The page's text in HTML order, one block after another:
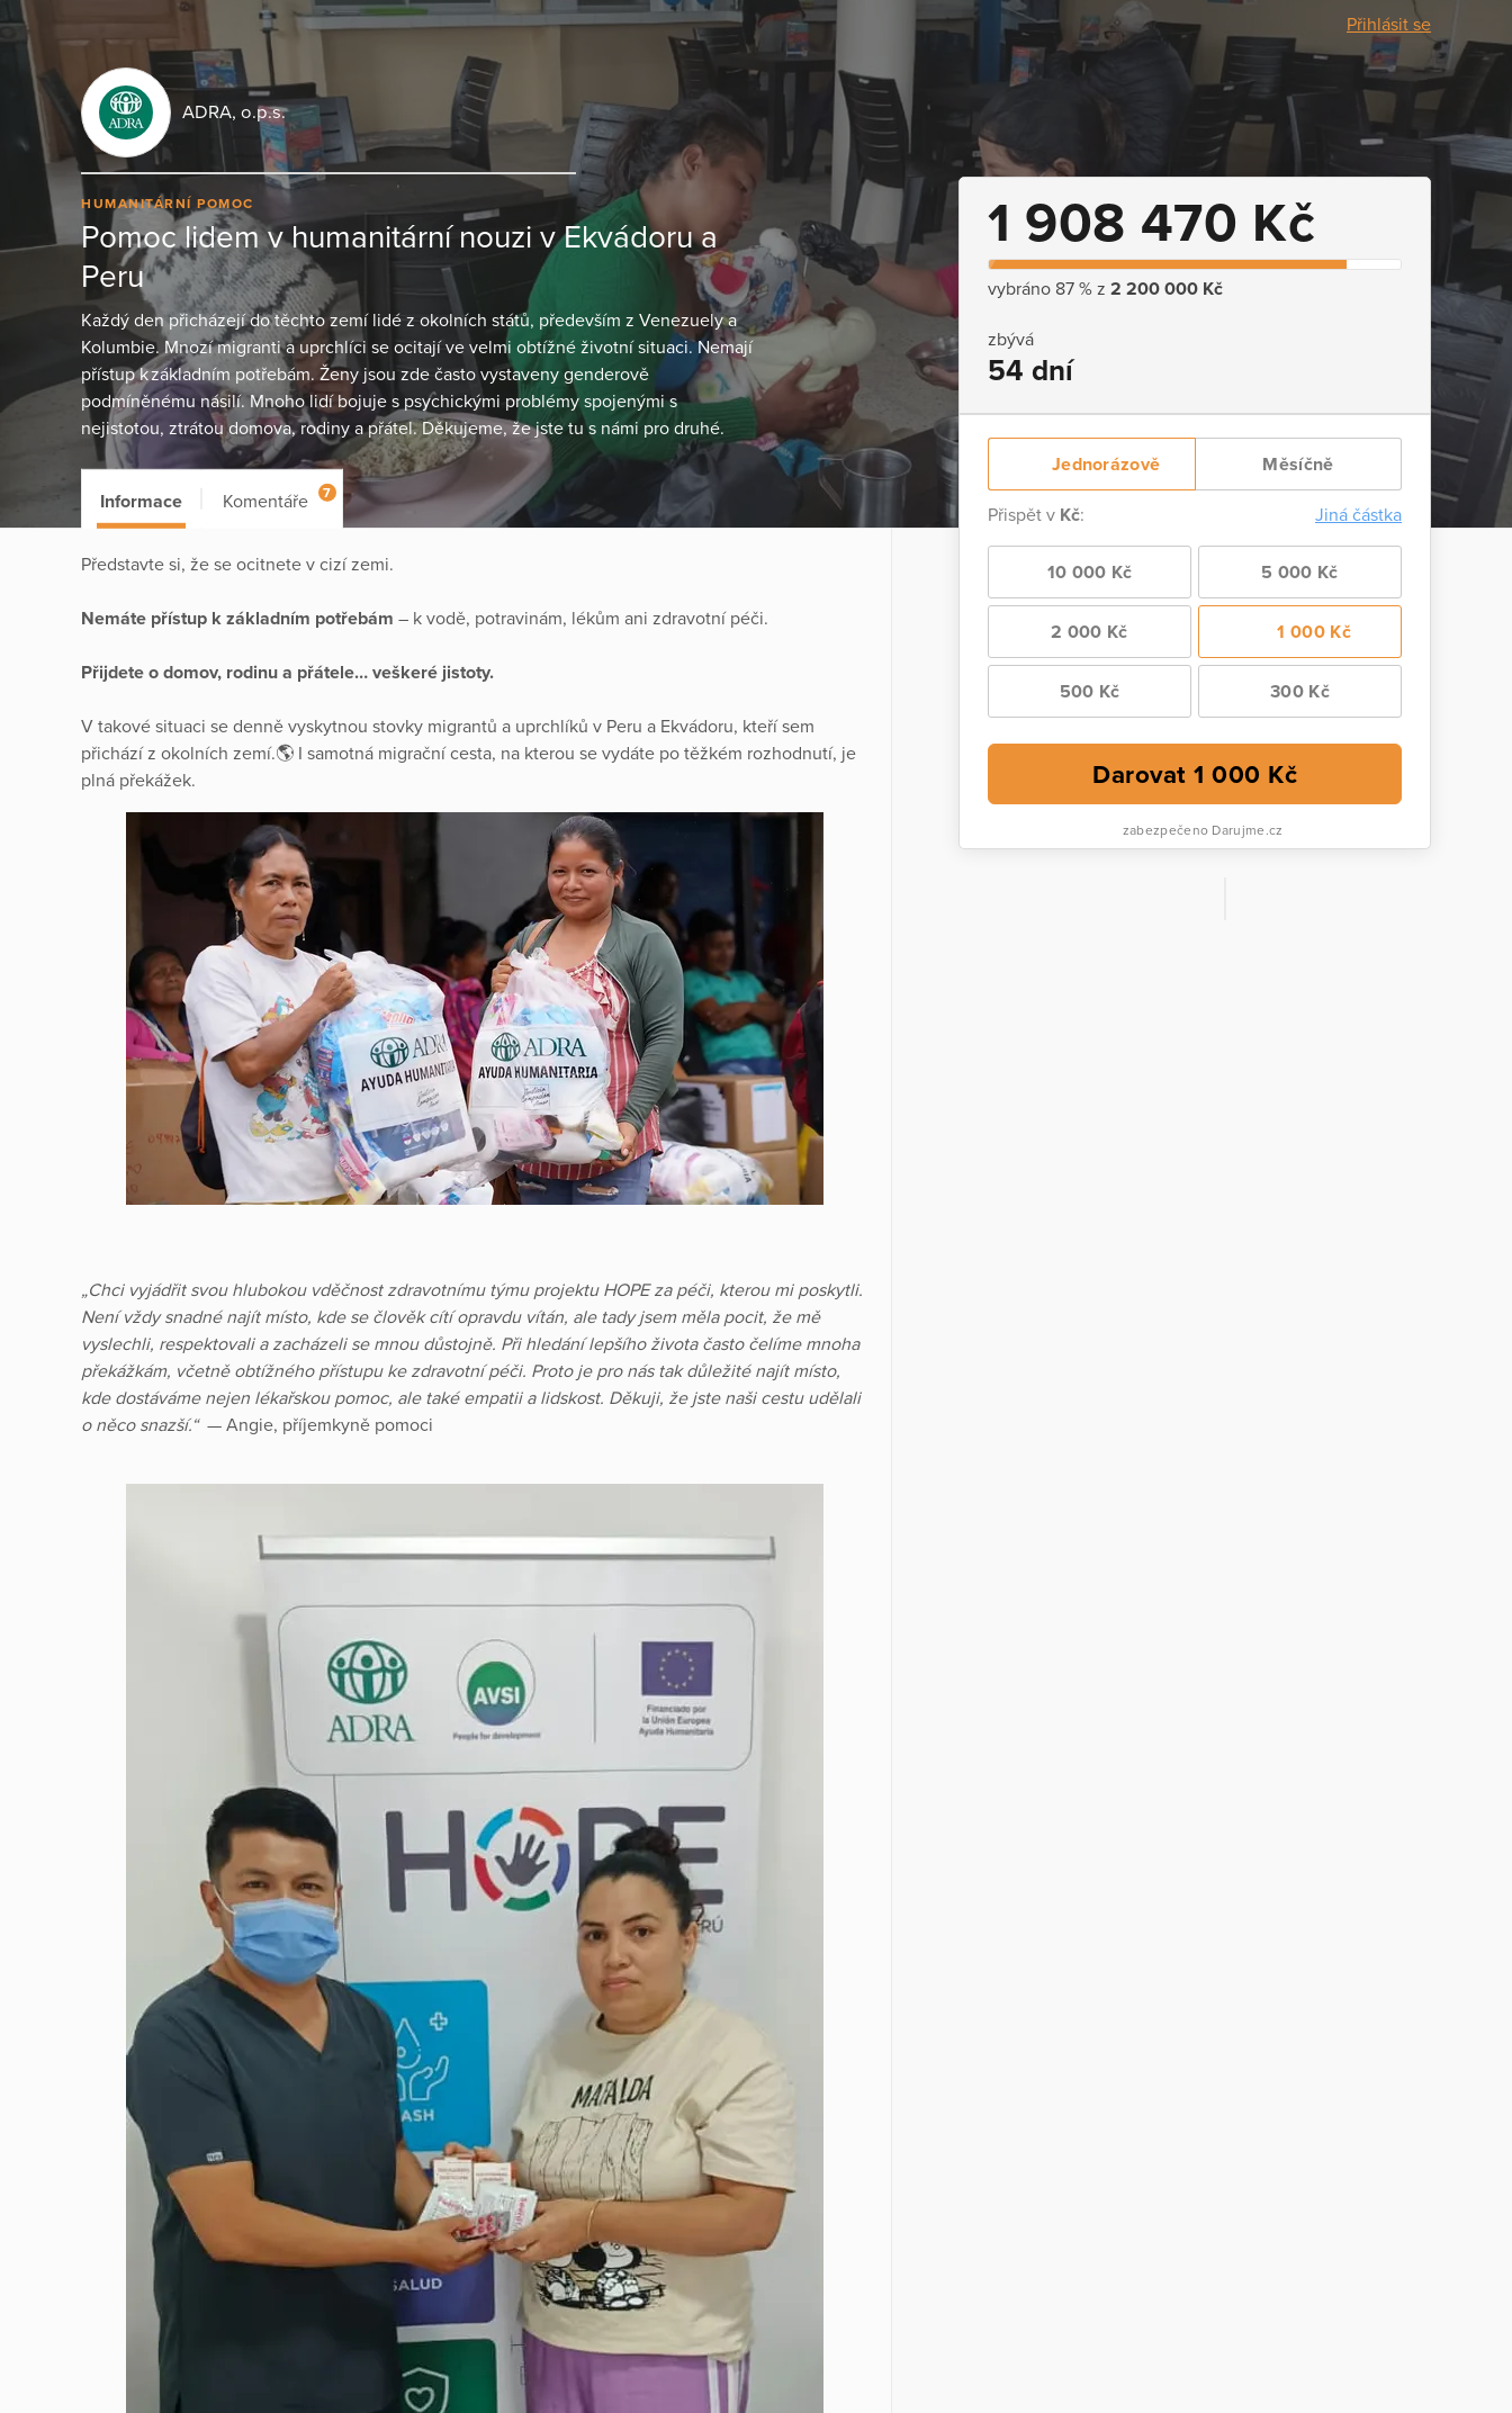
Přihlásit se
ADRA, o.p.s.
HUMANITÁRNÍ POMOC
Pomoc lidem v humanitární nouzi v Ekvádoru a
Peru
Každý den přicházejí do těchto zemí lidé z okolních států, především z Venezuely a
Kolumbie. Mnozí migranti a uprchlíci se ocitají ve velmi obtížné životní situaci. Nemají
přístup k základním potřebám. Ženy jsou zde často vystaveny genderově
podmíněnému násilí. Mnoho lidí bojuje s psychickými problémy spojenými s
nejistotou, ztrátou domova, rodiny a přátel. Děkujeme, že jste tu s námi pro druhé.
1 908 470 Kč
vybráno 87 % z 2 200 000 Kč
zbývá
54 dní
Jednorázově Měsíčně
Přispět v Kč: Jiná částka
10 000 Kč 5 000 Kč
2 000 Kč 1 000 Kč
500 Kč 300 Kč
Darovat 1 000 Kč
zabezpečeno Darujme.cz
Informace Komentáře 7
Představte si, že se ocitnete v cizí zemi.
Nemáte přístup k základním potřebám – k vodě, potravinám, lékům ani zdravotní péči.
Přijdete o domov, rodinu a přátele… veškeré jistoty.
V takové situaci se denně vyskytnou stovky migrantů a uprchlíků v Peru a Ekvádoru, kteří sem
přichází z okolních zemí.🌎 I samotná migrační cesta, na kterou se vydáte po těžkém rozhodnutí, je
plná překážek.
„Chci vyjádřit svou hlubokou vděčnost zdravotnímu týmu projektu HOPE za péči, kterou mi poskytli.
Není vždy snadné najít místo, kde se člověk cítí opravdu vítán, ale tady jsem měla pocit, že mě
vyslechli, respektovali a zacházeli se mnou důstojně. Při hledání lepšího života často čelíme mnoha
překážkám, včetně obtížného přístupu ke zdravotní péči. Proto je pro nás tak důležité najít místo,
kde dostáváme nejen lékařskou pomoc, ale také empatii a lidskost. Děkuji, že jste naši cestu udělali
o něco snazší.“ — Angie, příjemkyně pomoci